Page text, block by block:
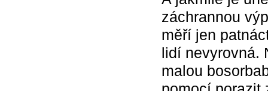
záchrannou
měří jen
lidí nevyrovná.
malou